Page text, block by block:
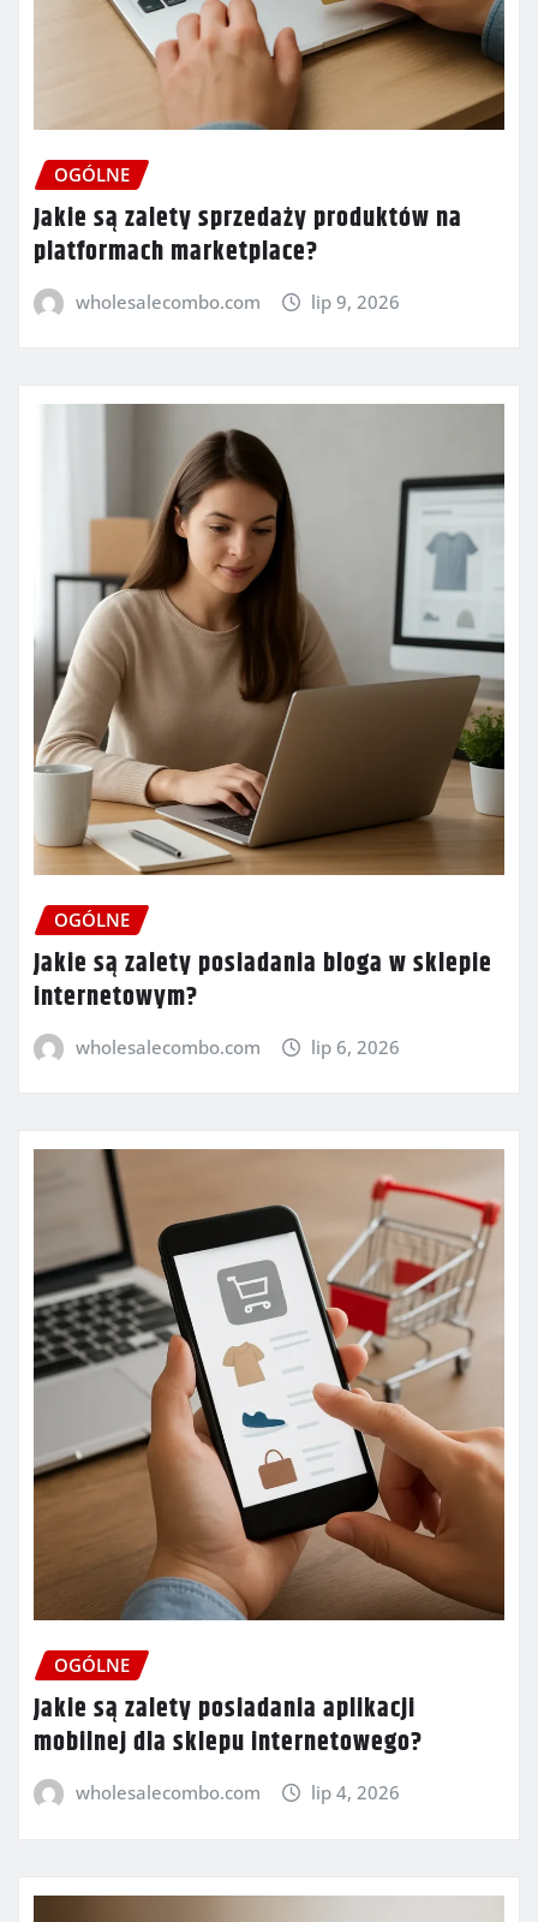
OGÓLNE
Jakie są zalety sprzedaży produktów na
platformach marketplace?
wholesalecombo.com lip 9, 2026
OGÓLNE
Jakie są zalety posiadania bloga w sklepie
internetowym?
wholesalecombo.com lip 6, 2026
OGÓLNE
Jakie są zalety posiadania aplikacji
mobilnej dla sklepu internetowego?
wholesalecombo.com lip 4, 2026